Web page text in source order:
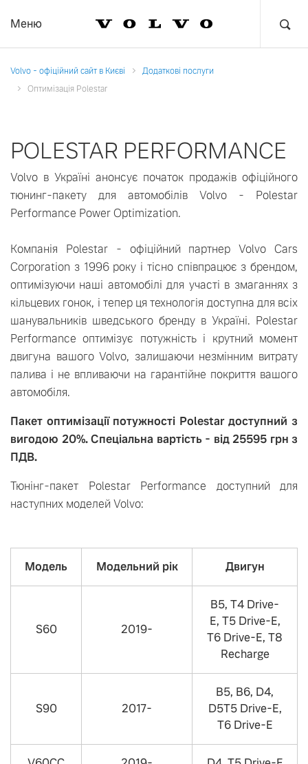
Меню
Volvo - офіційний сайт в Києві
Додаткові послуги
Оптимізація Polestar
POLESTAR PERFORMANCE
Volvo в Україні анонсує початок продажів офіційного
тюнинг-пакету для автомобілів Volvo - Polestar
Performance Power Optimization.
Компанія Polestar - офіційний партнер Volvo Cars
Corporation з 1996 року і тісно співпрацює з брендом,
оптимізуючи наші автомобілі для участі в змаганнях з
кільцевих гонок, і тепер ця технологія доступна для всіх
шанувальників шведського бренду в Україні. Polestar
Performance оптимізує потужність і крутний момент
двигуна вашого Volvo, залишаючи незмінним витрату
палива і не впливаючи на гарантійне покриття вашого
автомобіля.
Пакет оптимізації потужності Polestar доступний з
вигодою 20%. Спеціальна вартість - від 25595 грн з
ПДВ.
Тюнінг-пакет Polestar Performance доступний для
наступних моделей Volvo:
Модель Модельний рiк Двигун
S60 2019-
B5, T4 Drive-
E, T5 Drive-E,
T6 Drive-E, T8
Recharge
S90 2017-
B5, B6, D4,
D5T5 Drive-E,
T6 Drive-E